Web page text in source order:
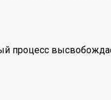
процесс